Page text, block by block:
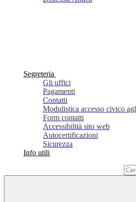
Segreteria
Gli uffici
Pagamenti
Contatti
Modulistica accesso civico
Form contatti
Accessibilità sito web
Autocertificazioni
Sicurezza
Info utili